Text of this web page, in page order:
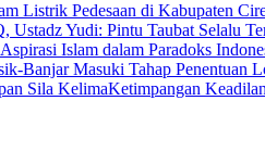
Ketimpangan